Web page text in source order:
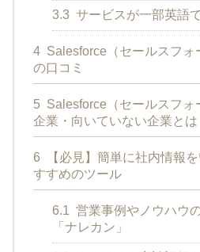
3.3 サービスが一部英語
4 Salesforce（セールスフォ
の口コミ
5 Salesforce（セールスフォ
企業・向いていない企業とは
6
【必見】簡単に社内情報
すすめのツール
6.1 営業事例やノウハウ
「ナレカン」